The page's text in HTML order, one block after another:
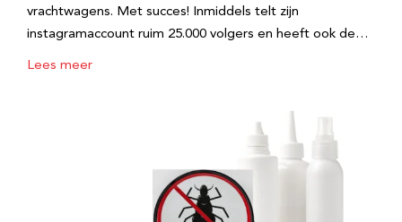
vrachtwagens. Met succes! Inmiddels telt zijn
instagramaccount ruim 25.000 volgers en heeft ook de…
Lees meer